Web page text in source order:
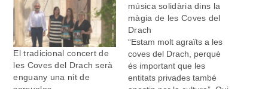
El tradicional concert de
les Coves del Drach serà
enguany una nit de
música solidària dins la
màgia de les Coves del
Drach
“Estam molt agraïts a les
coves del Drach, perquè
és important que les
entitats privades també